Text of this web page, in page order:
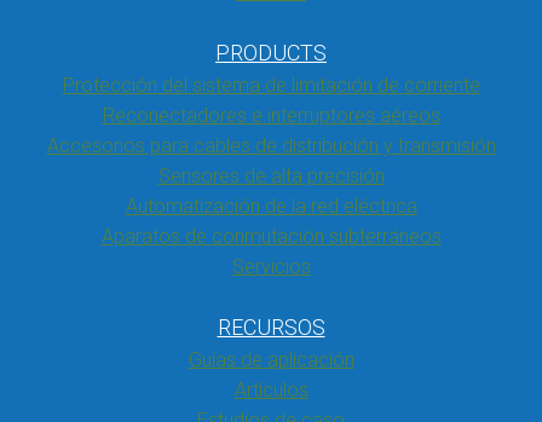
PRODUCTS
Protección del sistema de limitación de corriente
Reconectadores e interruptores aéreos
Accesorios para cables de distribución y transmisión
Sensores de alta precisión
Automatización de la red eléctrica
Aparatos de conmutación subterráneos
Servicios
RECURSOS
Guías de aplicación
Artículos